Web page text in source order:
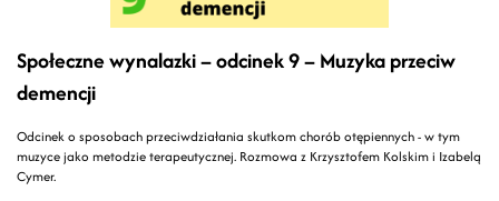
Społeczne wynalazki – odcinek 9 – Muzyka przeciw
demencji
Odcinek o sposobach przeciwdziałania skutkom chorób otępiennych - w tym
muzyce jako metodzie terapeutycznej. Rozmowa z Krzysztofem Kolskim i Izabelą
Cymer.